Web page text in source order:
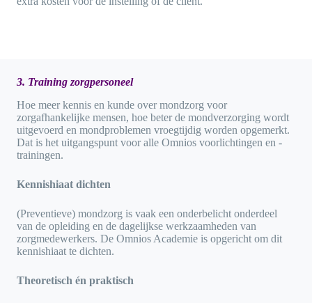
3. Training zorgpersoneel
Hoe meer kennis en kunde over mondzorg voor
zorgafhankelijke mensen, hoe beter de mondverzorging wordt
uitgevoerd en mondproblemen vroegtijdig worden opgemerkt.
Dat is het uitgangspunt voor alle Omnios voorlichtingen en -
trainingen.
Kennishiaat dichten
(Preventieve) mondzorg is vaak een onderbelicht onderdeel
van de opleiding en de dagelijkse werkzaamheden van
zorgmedewerkers. De Omnios Academie is opgericht om dit
kennishiaat te dichten.
Theoretisch én praktisch